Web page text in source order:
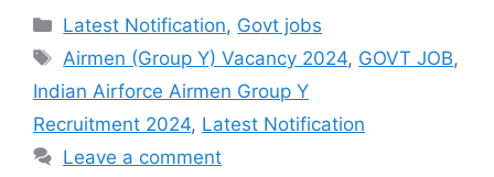
Categories
Latest Notification, Govt jobs
Tags
Airmen (Group Y) Vacancy 2024, GOVT JOB,
Indian Airforce Airmen Group Y
Recruitment 2024, Latest Notification
Leave a comment